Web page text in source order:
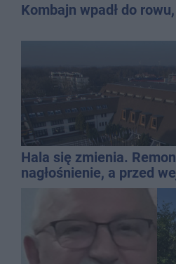
Kombajn wpadł do
Hala się zmienia.
nagłośnienie, a przed
QEMETICA ARENA